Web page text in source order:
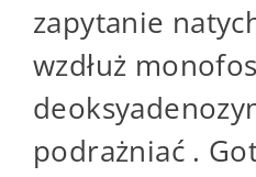
zapytanie
wzdłuż
podrażniać .